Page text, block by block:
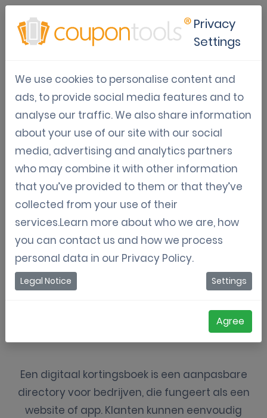
Van een papieren
kortingsboek naar een
digitale ervaring
Ben je het zat om een groot papieren
kortingsboek mee te dragen? Wij hebben de
oplossing! Je kunt je oude kortingsboek
omzetten in een digitale versie die gemakkelijk
te gebruiken is en vol zit met geweldige functies.
Probeer gratis Vraag een demo aan
kortingsboek?
Een digitaal kortingsboek is een aanpasbare
directory voor bedrijven, die fungeert als een
website of app. Klanten kunnen eenvoudig
Privacy
Settings
We use cookies to personalise content and
ads, to provide social media features and to
analyse our traffic. We also share information
about your use of our site with our social
media, advertising and analytics partners
who may combine it with other information
that you’ve provided to them or that they’ve
collected from your use of their
services.Learn more about who we are, how
you can contact us and how we process
personal data in our Privacy Policy.
Legal Notice Settings
Agree